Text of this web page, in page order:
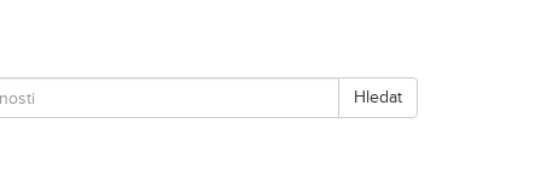
Hledat